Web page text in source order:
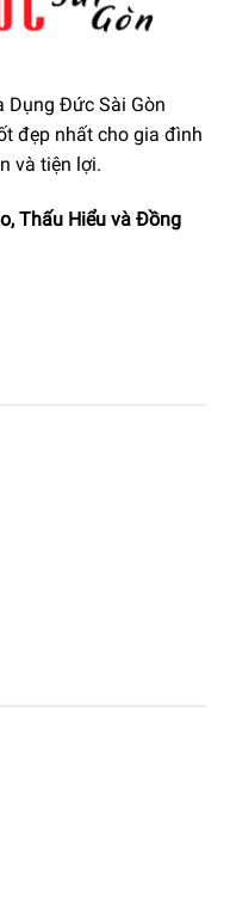
8S-04
Dụng Đức Sài Gòn
đẹp nhất cho gia đình
và tiện lợi.
Thấu Hiểu và Đồng